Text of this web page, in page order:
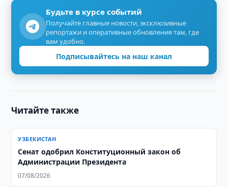
Будьте в курсе событий
Получайте главные новости, эксклюзивные
репортажи и оперативные обновления там, где
вам удобно.
Подписывайтесь на наш канал
Читайте также
УЗБЕКИСТАН
Сенат одобрил Конституционный закон об
Администрации Президента
07/08/2026